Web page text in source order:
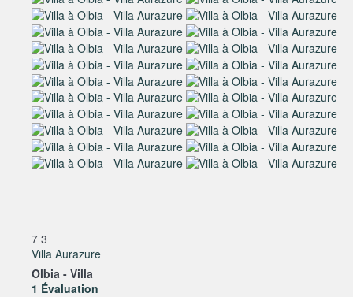
7 3
Villa Aurazure
Olbia - Villa
1 Évaluation